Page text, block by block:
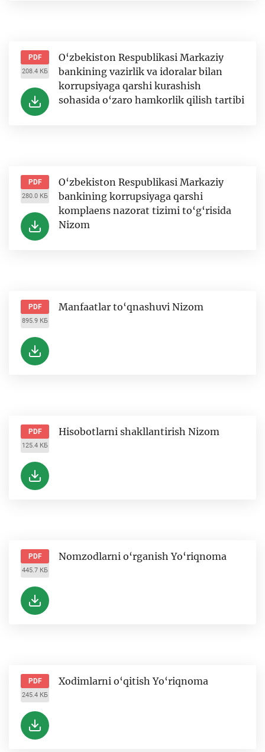
PDF
208.4 КБ
O‘zbekiston Respublikasi Markaziy
bankining vazirlik va idoralar bilan
korrupsiyaga qarshi kurashish
sohasida o‘zaro hamkorlik qilish tartibi
PDF
280.0 КБ
O‘zbekiston Respublikasi Markaziy
bankining korrupsiyaga qarshi
komplaens nazorat tizimi to‘g‘risida
Nizom
PDF
895.9 КБ
Manfaatlar to‘qnashuvi Nizom
PDF
125.4 КБ
Hisobotlarni shakllantirish Nizom
PDF
445.7 КБ
Nomzodlarni o‘rganish Yo‘riqnoma
PDF
245.4 КБ
Xodimlarni o‘qitish Yo‘riqnoma